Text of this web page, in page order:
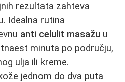
rezultata zahteva
Idealna rutina
anti celulit masažu u
minuta po području,
ulja ili kreme.
jednom do dva puta